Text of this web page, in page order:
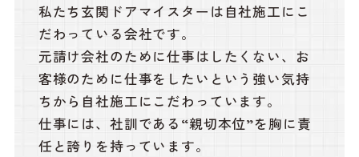
私たち玄関ドアマイスターは自社施工にこ
だわっている会社です。
元請け会社のために仕事はしたくない、お
客様のために仕事をしたいという強い気持
ちから自社施工にこだわっています。
仕事には、社訓である“親切本位”を胸に責
任と誇りを持っています。